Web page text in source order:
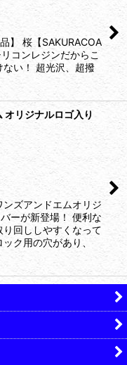
】 桜【SAKURACOA
コンレジンだからこ
い！ 超光沢、超撥
オリジナルロゴ入り
ズアンドエムオリジ
ーが新登場！ 便利な
回ししやすくなって
ク用の穴があり、